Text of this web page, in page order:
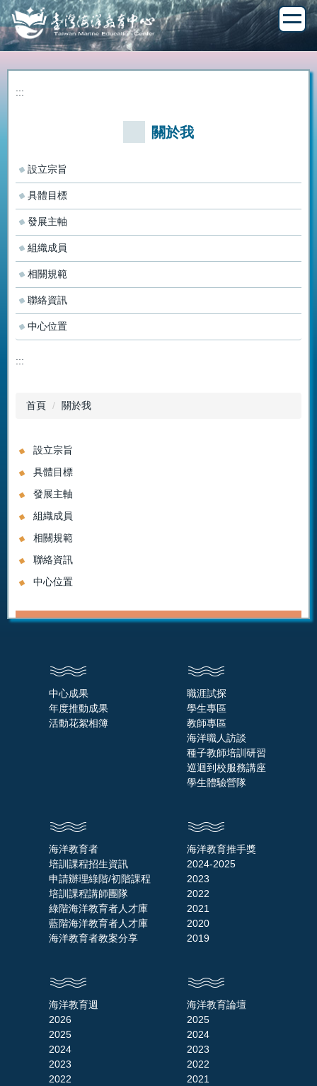
跳
到
主
要
內
:::
關於我
設立宗旨
具體目標
發展主軸
組織成員
相關規範
聯絡資訊
中心位置
:::
首頁 關於我
設立宗旨
具體目標
發展主軸
組織成員
相關規範
聯絡資訊
中心位置
中心成果
年度推動成果
活動花絮相簿
職涯試探
學生專區
教師專區
海洋職人訪談
種子教師培訓研習
巡迴到校服務講座
學生體驗營隊
海洋教育者
培訓課程招生資訊
申請辦理綠階/初階課程
培訓課程講師團隊
綠階海洋教育者人才庫
藍階海洋教育者人才庫
海洋教育者教案分享
海洋教育推手獎
2024-2025
2023
2022
2021
2020
2019
海洋教育週
2026
2025
2024
2023
2022
海洋教育論壇
2025
2024
2023
2022
2021